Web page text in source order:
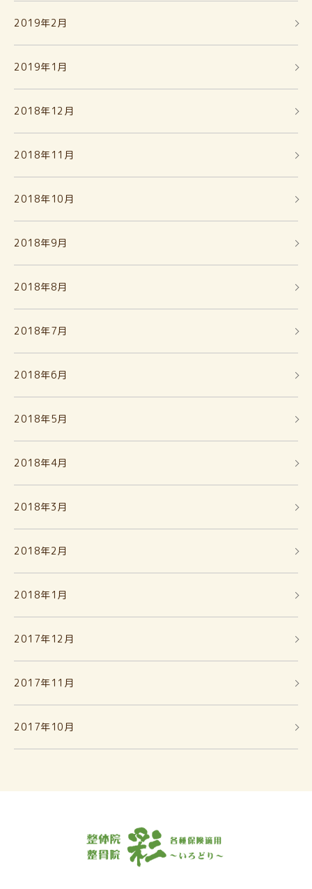
2019年2月
2019年1月
2018年12月
2018年11月
2018年10月
2018年9月
2018年8月
2018年7月
2018年6月
2018年5月
2018年4月
2018年3月
2018年2月
2018年1月
2017年12月
2017年11月
2017年10月